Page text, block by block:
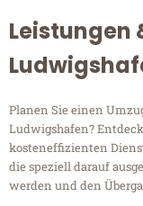
Leistungen
Planen Sie einen
Ludwigshafen?
kosteneffizienten
die speziell darauf
werden und den